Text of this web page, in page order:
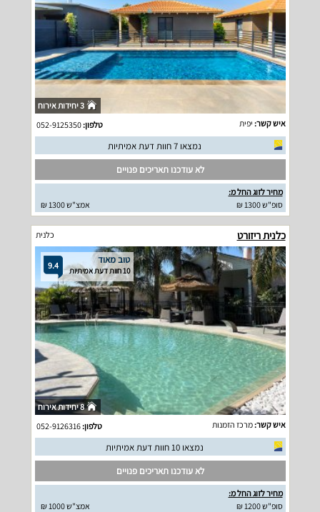
3 יחידות אירוח
איש קשר: יפית טלפון:052-9125350
נמצאו 7 חוות דעת אמיתיות
לא עודכנו תאריכים פנויים
מחיר לזוג החל מ:
סופ"ש 1300 ₪
אמצ"ש 1300 ₪
כלנית ריזורט כלנית
9.4 טוב מאוד
10 חוות דעת אמיתיות
8 יחידות אירוח
איש קשר:מרכז הזמנות טלפון:052-9126316
נמצאו 10 חוות דעת אמיתיות
לא עודכנו תאריכים פנויים
מחיר לזוג החל מ:
סופ"ש 1200 ₪
אמצ"ש 1000 ₪